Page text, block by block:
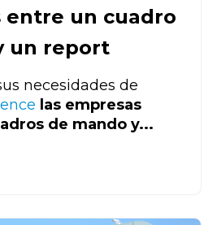
entre un cuadro
un report
necesidades de
las empresas
de mando y...